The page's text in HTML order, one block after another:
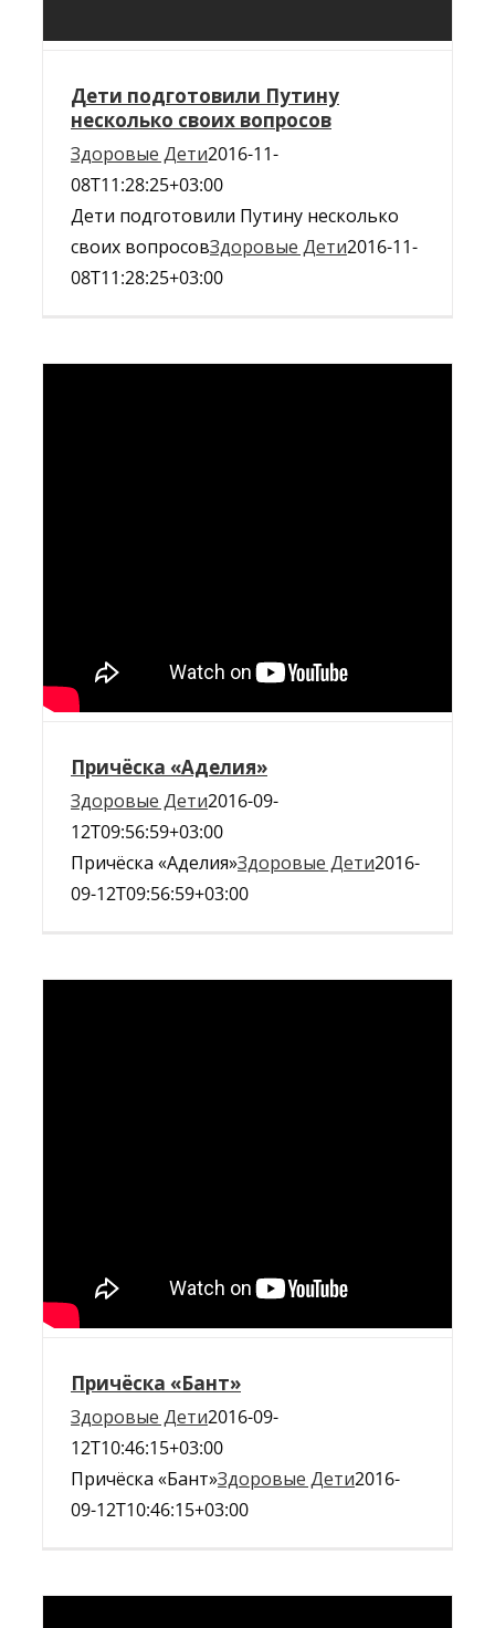
Дети подготовили Путину
несколько своих вопросов
Здоровые Дети2016-11-
08T11:28:25+03:00
Дети подготовили Путину несколько
своих вопросовЗдоровые Дети2016-11-
08T11:28:25+03:00
Причёска «Аделия»
Здоровые Дети2016-09-
12T09:56:59+03:00
Причёска «Аделия»Здоровые Дети2016-
09-12T09:56:59+03:00
Причёска «Бант»
Здоровые Дети2016-09-
12T10:46:15+03:00
Причёска «Бант»Здоровые Дети2016-
09-12T10:46:15+03:00